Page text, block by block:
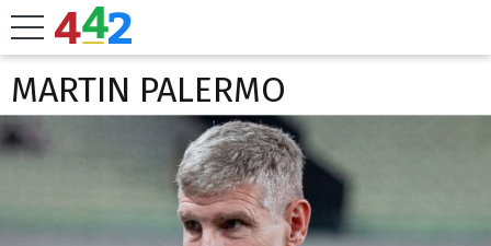
MARTIN PALERMO